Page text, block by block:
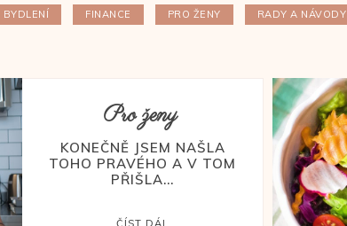
BYDLENÍ FINANCE PRO ŽENY RADY A NÁVODY
Pro ženy
KONEČNĚ JSEM NAŠLA
TOHO PRAVÉHO A V TOM
PŘIŠLA...
ČÍST DÁL